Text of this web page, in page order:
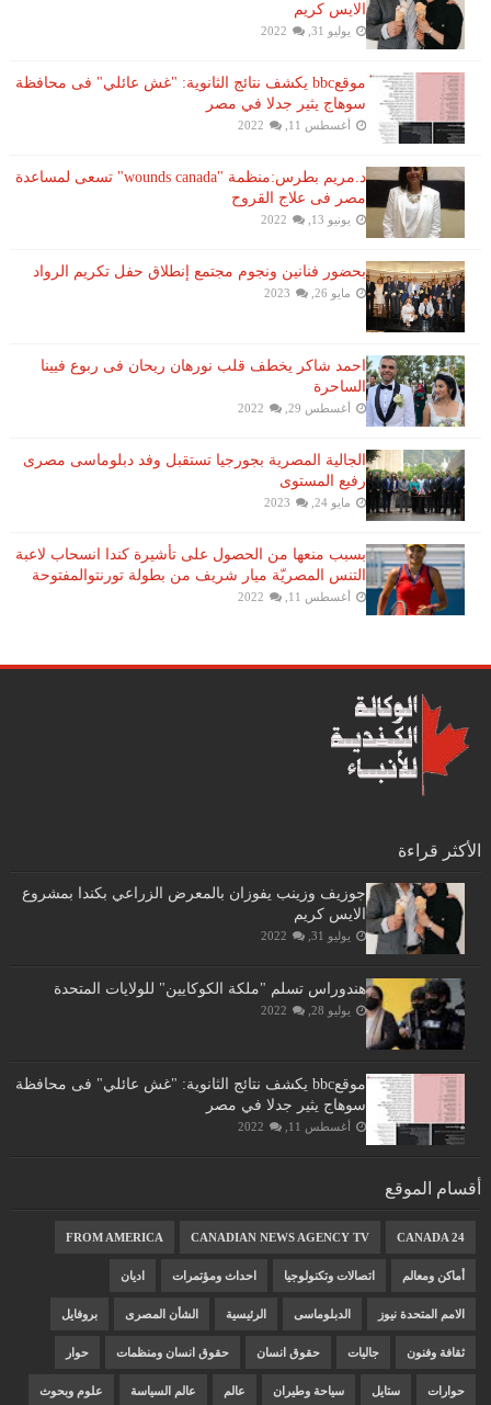
الايس كريم
يوليو 31, 2022
موقعbbc يكشف نتائج الثانوية: "غش عائلي" فى محافظة
سوهاج يثير جدلا في مصر
أغسطس 11, 2022
د.مريم بطرس:منظمة "wounds canada" تسعى لمساعدة
مصر فى علاج القروح
يونيو 13, 2022
بحضور فنانين ونجوم مجتمع إنطلاق حفل تكريم الرواد
مايو 26, 2023
احمد شاكر يخطف قلب نورهان ريحان فى ربوع فيينا
الساحرة
أغسطس 29, 2022
الجالية المصرية بجورجيا تستقبل وفد دبلوماسى مصرى
رفيع المستوى
مايو 24, 2023
بسبب منعها من الحصول على تأشيرة كندا انسحاب لاعبة ​
التنس​ المصريّة ​ميار شريف​ من بطولة ​تورنتو​المفتوحة
أغسطس 11, 2022
الأكثر قراءة
جوزيف وزينب يفوزان بالمعرض الزراعي بكندا بمشروع
الايس كريم
يوليو 31, 2022
هندوراس تسلم "ملكة الكوكايين" للولايات المتحدة
يوليو 28, 2022
موقعbbc يكشف نتائج الثانوية: "غش عائلي" فى محافظة
سوهاج يثير جدلا في مصر
أغسطس 11, 2022
أقسام الموقع
CANADA 24
CANADIAN NEWS AGENCY TV
FROM AMERICA
أماكن ومعالم اتصالات وتكنولوجيا احداث ومؤتمرات اديان
الامم المتحدة نيوز الدبلوماسى الرئيسية الشأن المصرى بروفايل
ثقافة وفنون جاليات حقوق انسان حقوق انسان ومنظمات حوار
حوارات ستايل سياحة وطيران عالم عالم السياسة علوم وبحوث